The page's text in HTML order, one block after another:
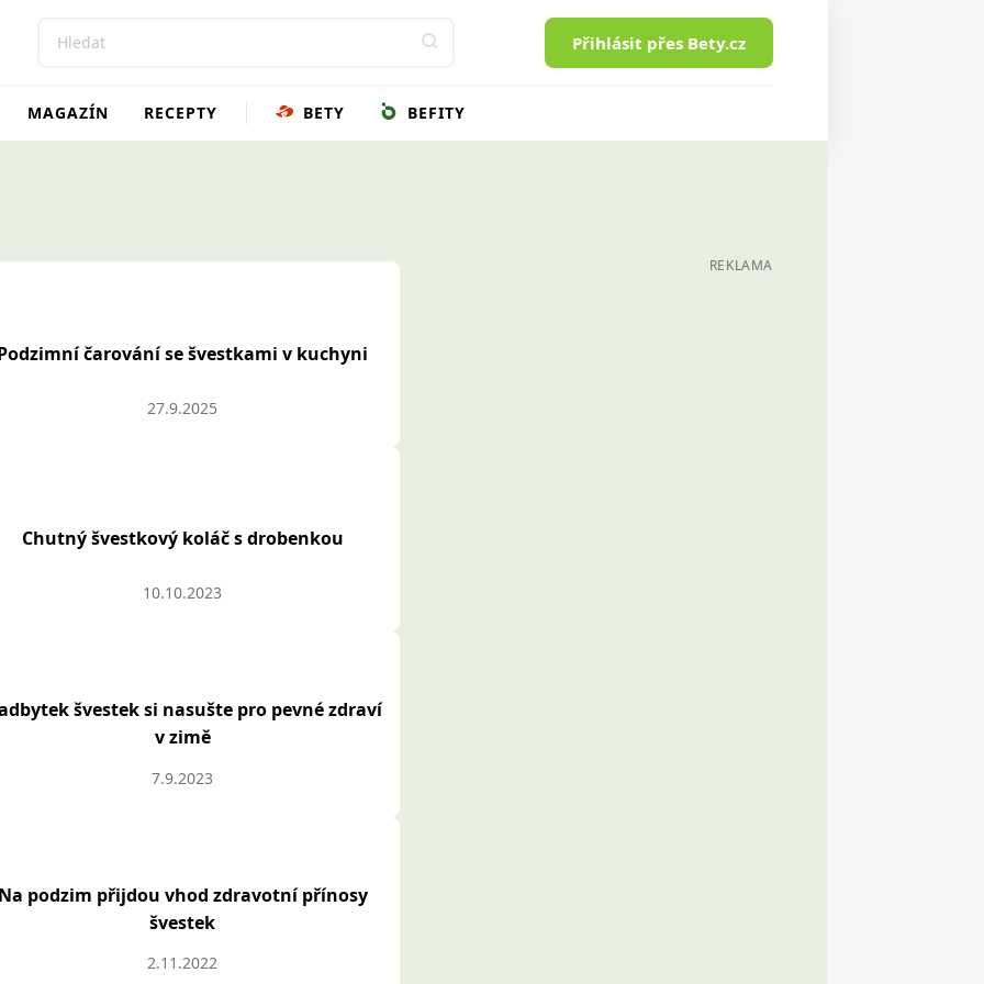
Přihlásit přes Bety.cz
MAGAZÍN RECEPTY BETY BEFITY
čarování se švestkami v kuchyni
27.9.2025
Chutný švestkový koláč s drobenkou
10.10.2023
švestek si nasušte pro pevné zdraví
v zimě
7.9.2023
podzim přijdou vhod zdravotní přínosy
švestek
2.11.2022
REKLAMA